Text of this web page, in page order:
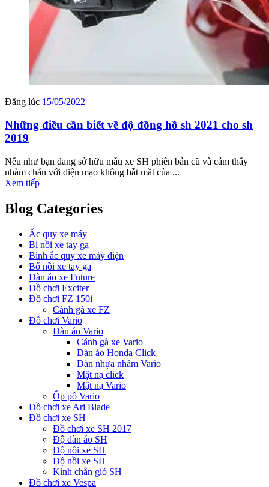
Đăng lúc 15/05/2022
Những điều cần biết về độ đồng hồ sh 2021 cho sh
2019
Nếu như bạn đang sở hữu mẫu xe SH phiên bản cũ và cảm thấy
nhàm chán với diện mạo không bắt mắt của ...
Xem tiếp
Blog Categories
Ắc quy xe máy
Bi nồi xe tay ga
Bình ắc quy xe máy điện
Bố nồi xe tay ga
Dàn áo xe Future
Đồ chơi Exciter
Đồ chơi FZ 150i
Cánh gà xe FZ
Đồ chơi Vario
Dàn áo Vario
Cánh gà xe Vario
Dàn áo Honda Click
Dàn nhựa nhám Vario
Mặt nạ click
Mặt nạ Vario
Ốp pô Vario
Đồ chơi xe Ari Blade
Đồ chơi xe SH
Đồ chơi xe SH 2017
Độ dàn áo SH
Độ nồi xe SH
Độ nồi xe SH
Kính chắn gió SH
Đồ chơi xe Vespa